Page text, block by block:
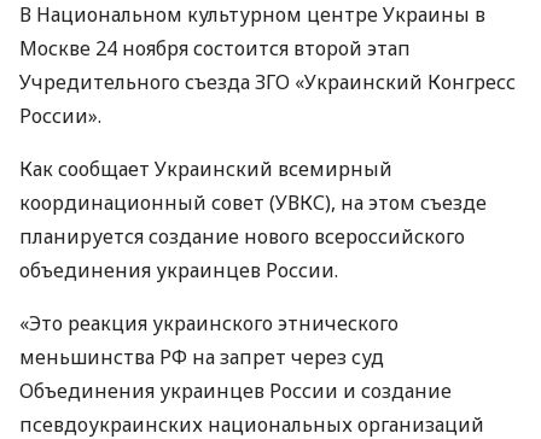
В Национальном культурном центре Украины в
Москве 24 ноября состоится второй этап
Учредительного съездаЗГО «Украинский Конгресс
России».
Как сообщает Украинский всемирный
координационный совет (УВКС), на этом съезде
планируется создание нового всероссийского
объединения украинцев России.
«Это реакция украинского этнического
меньшинства РФ на запрет через суд
Объединения украинцев России и создание
псевдоукраинских национальных организаций